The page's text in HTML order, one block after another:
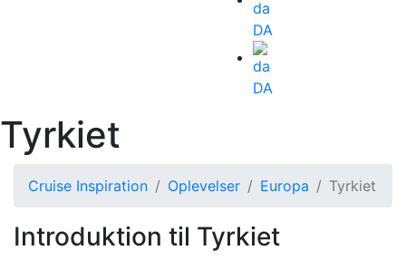
DA
DA
Tyrkiet
Cruise Inspiration Oplevelser Europa Tyrkiet
Introduktion til Tyrkiet